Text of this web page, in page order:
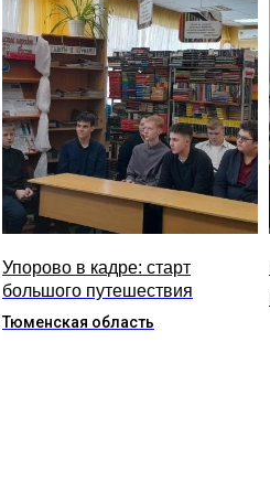
Упорово в кадре: старт
большого путешествия
Тюменская область